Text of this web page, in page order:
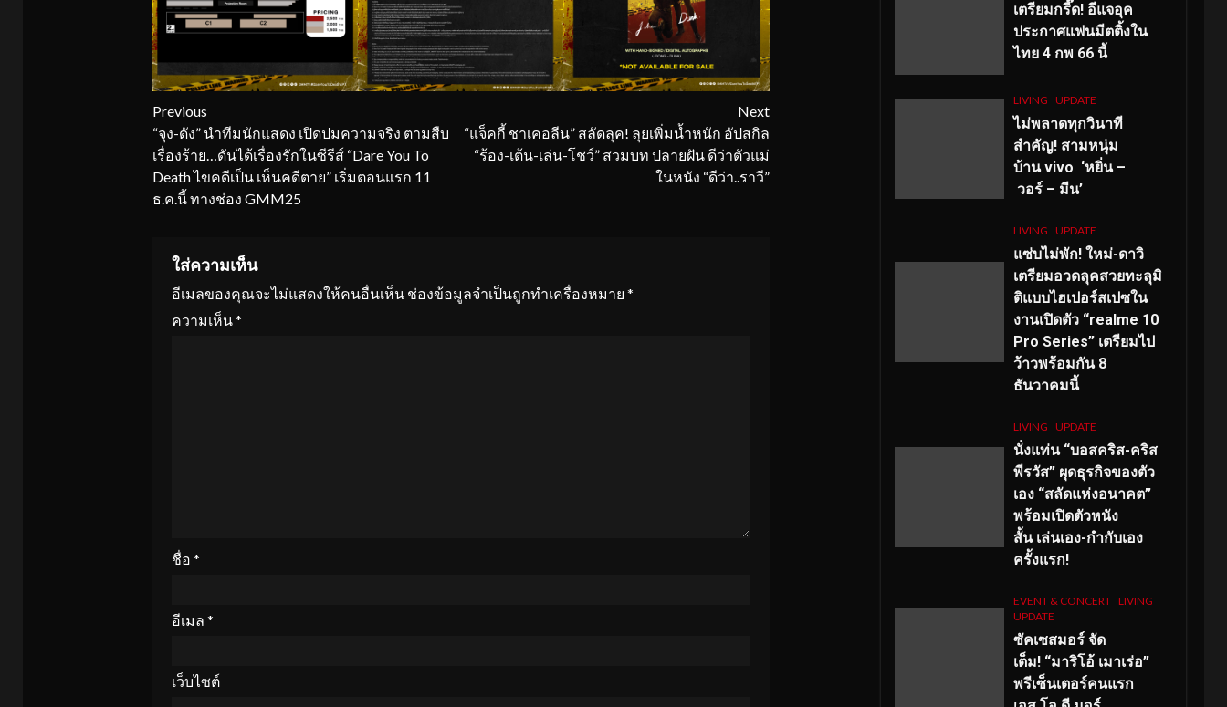
Continue
Reading
Previous
“จุง-ดัง” นำทีมนักแสดง เปิดปมความจริง ตามสืบ
เรื่องร้าย…ดันได้เรื่องรักในซีรีส์ “Dare You To
Death ไขคดีเป็น เห็นคดีตาย” เริ่มตอนแรก 11
ธ.ค.นี้ ทางช่อง GMM25
Next
“แจ็คกี้ ชาเคอลีน” สลัดลุค! ลุยเพิ่มน้ำหนัก อัปสกิล
“ร้อง-เต้น-เล่น-โชว์” สวมบท ปลายฝัน ดีว่าตัวแม่
ในหนัง “ดีว่า..ราวี”
ใส่ความเห็น
อีเมลของคุณจะไม่แสดงให้คนอื่นเห็น ช่องข้อมูลจำเป็นถูกทำเครื่องหมาย *
ความเห็น*
ชื่อ *
อีเมล *
เว็บไซต์
เตรียมกรี๊ด! อีแจอุค
ประกาศแฟนมีตติ้งใน
ไทย 4 กพ 66 นี้
LIVING UPDATE
ไม่พลาดทุกวินาที
สำคัญ! สามหนุ่ม
บ้าน vivo ‘หยิ่น –
วอร์ – มีน’
LIVING UPDATE
แซ่บไม่พัก! ใหม่-ดาวิ
เตรียมอวดลุคสวยทะลุมิ
ติแบบไฮเปอร์สเปซใน
งานเปิดตัว “realme 10
Pro Series” เตรียมไป
ว้าวพร้อมกัน 8
ธันวาคมนี้
LIVING UPDATE
นั่งแท่น “บอสคริส-คริส
พีรวัส” ผุดธุรกิจของตัว
เอง “สลัดแห่งอนาคต”
พร้อมเปิดตัวหนัง
สั้น เล่นเอง-กำกับเอง
ครั้งแรก!
EVENT & CONCERT LIVING
UPDATE
ซัคเซสมอร์ จัด
เต็ม! “มาริโอ้ เมาเร่อ”
พรีเซ็นเตอร์คนแรก